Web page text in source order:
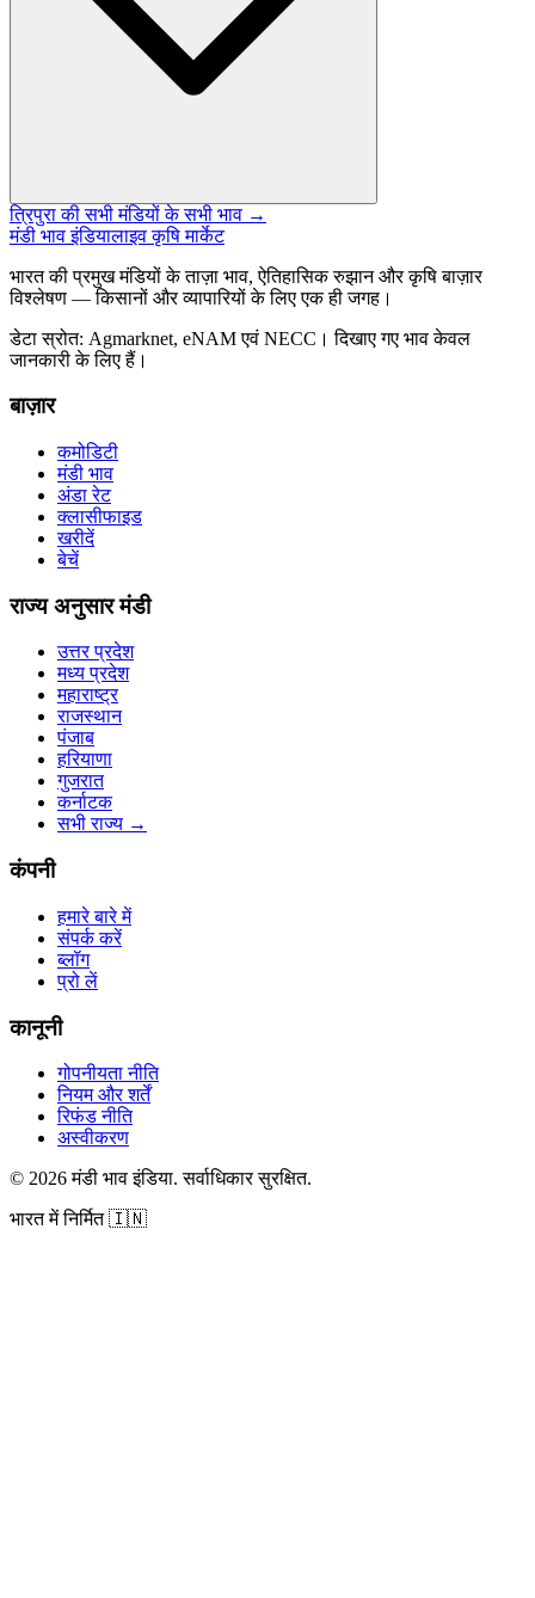
त्रिपुरा की सभी मंडियों के सभी भाव →
मंडी भाव इंडियालाइव कृषि मार्केट
भारत की प्रमुख मंडियों के ताज़ा भाव, ऐतिहासिक रुझान और कृषि बाज़ार
विश्लेषण — किसानों और व्यापारियों के लिए एक ही जगह।
डेटा स्रोत: Agmarknet, eNAM एवं NECC। दिखाए गए भाव केवल
जानकारी के लिए हैं।
बाज़ार
कमोडिटी
मंडी भाव
अंडा रेट
क्लासीफाइड
खरीदें
बेचें
राज्य अनुसार मंडी
उत्तर प्रदेश
मध्य प्रदेश
महाराष्ट्र
राजस्थान
पंजाब
हरियाणा
गुजरात
कर्नाटक
सभी राज्य →
कंपनी
हमारे बारे में
संपर्क करें
ब्लॉग
प्रो लें
कानूनी
गोपनीयता नीति
नियम और शर्तें
रिफंड नीति
अस्वीकरण
© 2026 मंडी भाव इंडिया.सर्वाधिकार सुरक्षित.
भारत में निर्मित🇮🇳